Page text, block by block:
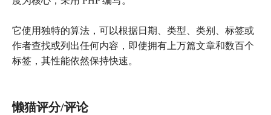
它使用独特的算法，可以根据日期、类型、类别、标签或
作者查找或列出任何内容，即使拥有上万篇文章和数百个
标签，其性能依然保持快速。
懒猫评分/评论